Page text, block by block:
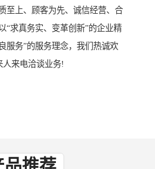
至上、顾客为先、诚信经营、合
“求真务实、变革创新”的企业精
服务”的服务理念，我们热诚欢
来电洽谈业务!